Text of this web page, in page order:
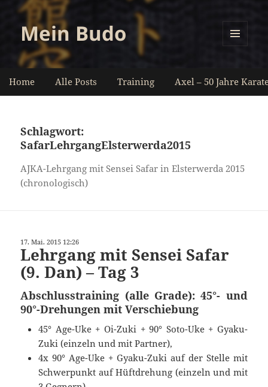
Mein Budo
Home Alle Posts Training Axel – 50 Jahre
Schlagwort:
SafarLehrgangElsterwerda2015
AJKA-Lehrgang mit Sensei Safar in Elsterwerda 2015
(chronologisch)
17. Mai. 2015 12:26
Lehrgang mit Sensei Safar
(9. Dan) – Tag 3
Abschlusstraining (alle Grade): 45°- und
90°-Drehungen mit Verschiebung
45° Age-Uke + Oi-Zuki + 90° Soto-Uke + Gyaku-
Zuki (einzeln und mit Partner),
4x 90° Age-Uke + Gyaku-Zuki auf der Stelle mit
Schwerpunkt auf Hüftdrehung (einzeln und mit